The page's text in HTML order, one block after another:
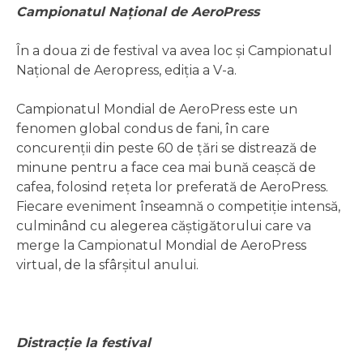
Campionatul Național de AeroPress
În a doua zi de festival va avea loc și Campionatul
Național de Aeropress, ediția a V-a.
Campionatul Mondial de AeroPress este un
fenomen global condus de fani, în care
concurenții din peste 60 de țări se distrează de
minune pentru a face cea mai bună ceașcă de
cafea, folosind rețeta lor preferată de AeroPress.
Fiecare eveniment înseamnă o competiție intensă,
culminând cu alegerea căștigătorului care va
merge la Campionatul Mondial de AeroPress
virtual, de la sfârșitul anului.
Distracție la festival